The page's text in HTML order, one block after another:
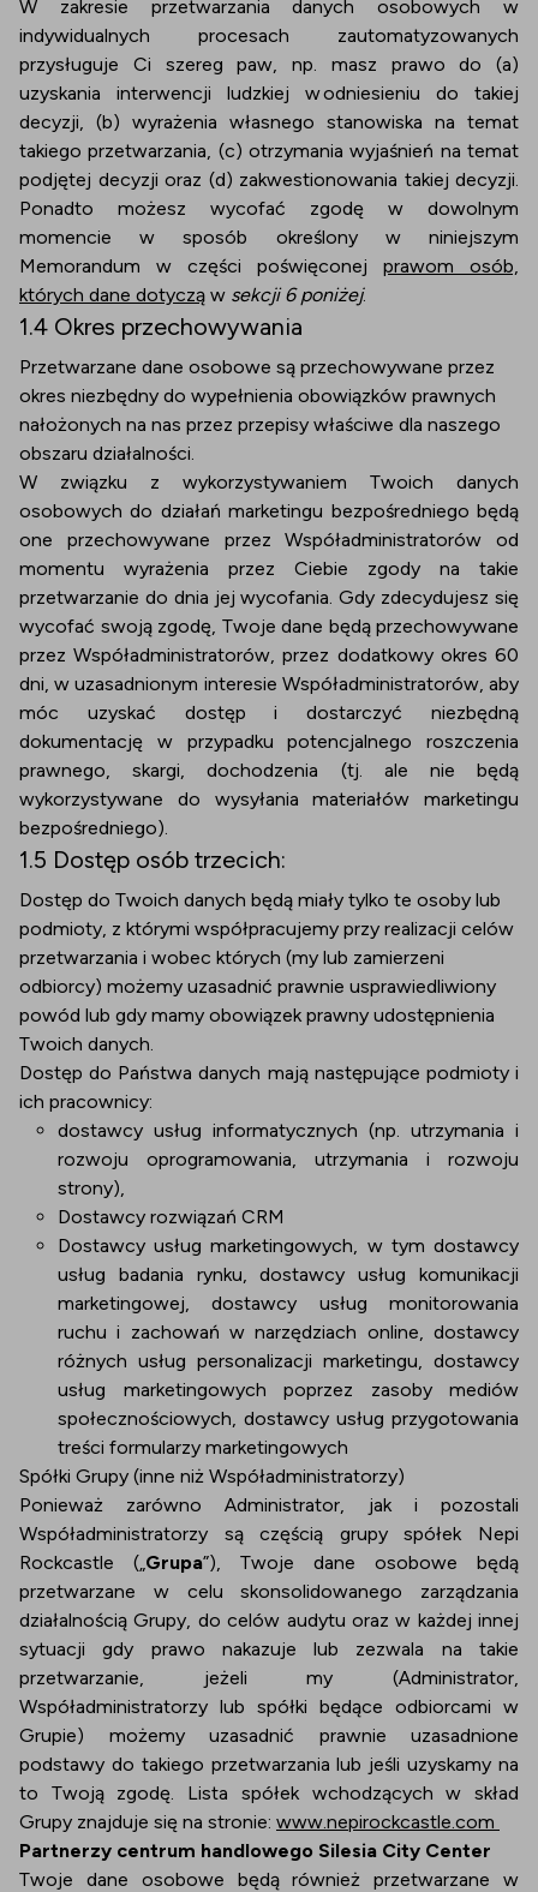
W zakresie przetwarzania danych osobowych w
indywidualnych procesach zautomatyzowanych
przysługuje Ci szereg paw, np. masz prawo do (a)
uzyskania interwencji ludzkiej w odniesieniu do takiej
decyzji, (b) wyrażenia własnego stanowiska na temat
takiego przetwarzania, (c) otrzymania wyjaśnień na temat
podjętej decyzji oraz (d) zakwestionowania takiej decyzji.
Ponadto możesz wycofać zgodę w dowolnym
momencie w sposób określony w niniejszym
Memorandum w części poświęconej prawom osób,
których dane dotyczą w sekcji 6 poniżej.
1.4 Okres przechowywania
Przetwarzane dane osobowe są przechowywane przez
okres niezbędny do wypełnienia obowiązków prawnych
nałożonych na nas przez przepisy właściwe dla naszego
obszaru działalności.
W związku z wykorzystywaniem Twoich danych
osobowych do działań marketingu bezpośredniego będą
one przechowywane przez Współadministratorów od
momentu wyrażenia przez Ciebie zgody na takie
przetwarzanie do dnia jej wycofania. Gdy zdecydujesz się
wycofać swoją zgodę, Twoje dane będą przechowywane
przez Współadministratorów, przez dodatkowy okres 60
dni, w uzasadnionym interesie Współadministratorów, aby
móc uzyskać dostęp i dostarczyć niezbędną
dokumentację w przypadku potencjalnego roszczenia
prawnego, skargi, dochodzenia (tj. ale nie będą
wykorzystywane do wysyłania materiałów marketingu
bezpośredniego).
1.5 Dostęp osób trzecich:
Dostęp do Twoich danych będą miały tylko te osoby lub
podmioty, z którymi współpracujemy przy realizacji celów
przetwarzania i wobec których (my lub zamierzeni
odbiorcy) możemy uzasadnić prawnie usprawiedliwiony
powód lub gdy mamy obowiązek prawny udostępnienia
Twoich danych.
Dostęp do Państwa danych mają następujące podmioty i
ich pracownicy:
dostawcy usług informatycznych (np. utrzymania i
rozwoju oprogramowania, utrzymania i rozwoju
strony),
Dostawcy rozwiązań CRM
Dostawcy usług marketingowych, w tym dostawcy
usług badania rynku, dostawcy usług komunikacji
marketingowej, dostawcy usług monitorowania
ruchu i zachowań w narzędziach online, dostawcy
różnych usług personalizacji marketingu, dostawcy
usług marketingowych poprzez zasoby mediów
społecznościowych, dostawcy usług przygotowania
treści formularzy marketingowych
Spółki Grupy (inne niż Współadministratorzy)
Ponieważ zarówno Administrator, jak i pozostali
Współadministratorzy są częścią grupy spółek Nepi
Rockcastle („Grupa”), Twoje dane osobowe będą
przetwarzane w celu skonsolidowanego zarządzania
działalnością Grupy, do celów audytu oraz w każdej innej
sytuacji gdy prawo nakazuje lub zezwala na takie
przetwarzanie, jeżeli my (Administrator,
Współadministratorzy lub spółki będące odbiorcami w
Grupie) możemy uzasadnić prawnie uzasadnione
podstawy do takiego przetwarzania lub jeśli uzyskamy na
to Twoją zgodę. Lista spółek wchodzących w skład
Grupy znajduje się na stronie: www.nepirockcastle.com
Partnerzy centrum handlowego Silesia City Center
Twoje dane osobowe będą również przetwarzane w